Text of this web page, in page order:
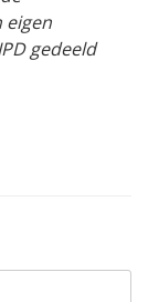
eigen
gedeeld